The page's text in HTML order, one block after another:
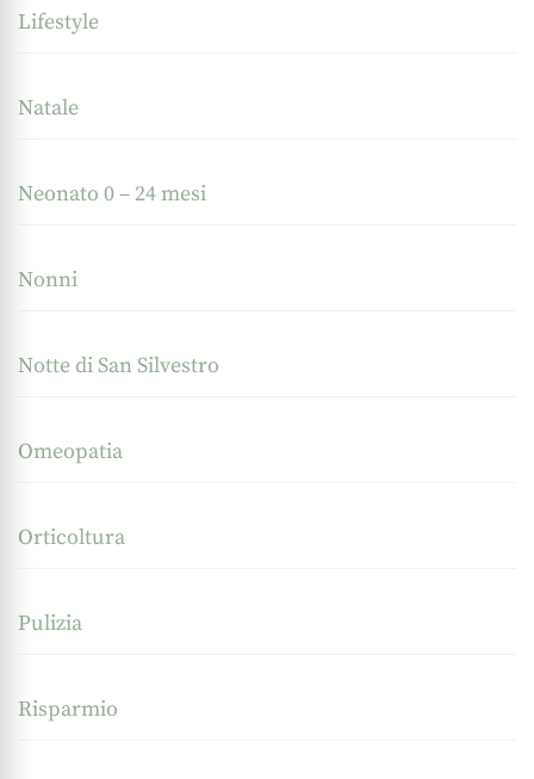
Lifestyle
Natale
Neonato 0 – 24 mesi
Nonni
Notte di San Silvestro
Omeopatia
Orticoltura
Pulizia
Risparmio